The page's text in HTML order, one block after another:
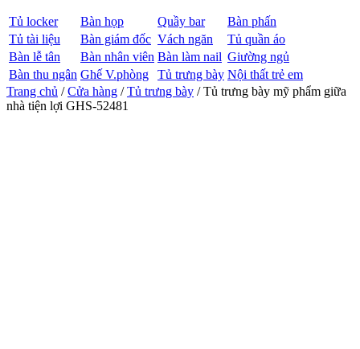
Tủ locker Bàn họp Quầy bar
Bàn phấn
Tủ tài liệu
Bàn giám đốc Vách ngăn
Tủ quần áo
Bàn lễ tân
Bàn nhân viên Bàn làm nail Giường ngủ
Bàn thu ngân Ghế V.phòng Tủ trưng bày Nội thất trẻ em
Trang chủ /Cửa hàng /Tủ trưng bày / Tủ trưng bày mỹ phẩm giữa
nhà tiện lợi GHS-52481